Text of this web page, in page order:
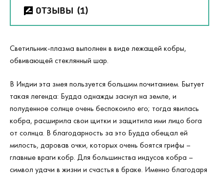
ОТЗЫВЫ (1)
Светильник-плазма выполнен в виде лежащей кобры,
обвивающей стеклянный шар.
В Индии эта змея пользуется большим почитанием. Бытует
такая легенда: Будда однажды заснул на земле, и
полуденное солнце очень беспокоило его; тогда явилась
кобра, расширила свои щитки и защитила ими лицо бога
от солнца. В благодарность за это Будда обещал ей
милость, даровав очки, которых очень боятся грифы –
главные враги кобр. Для большинства индусов кобра –
символ удачи в жизни и счастья в браке. Именно благодаря